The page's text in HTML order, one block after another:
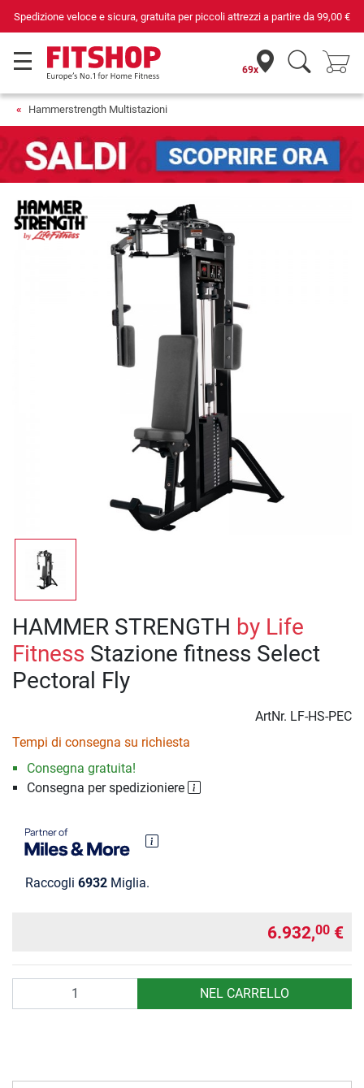
attrezzi a partire da99,00 € Da 42 anni i tuoi esperti di
69x
Hammerstrength Multistazioni
HAMMER STRENGTH by Life
Fitness Stazione fitness Select
Pectoral Fly
ArtNr. LF-HS-PEC
Tempi di consegna su richiesta
Consegna gratuita!
Consegna per spedizioniere
Raccogli 6932 Miglia.
6.932,00 €
NEL CARRELLO